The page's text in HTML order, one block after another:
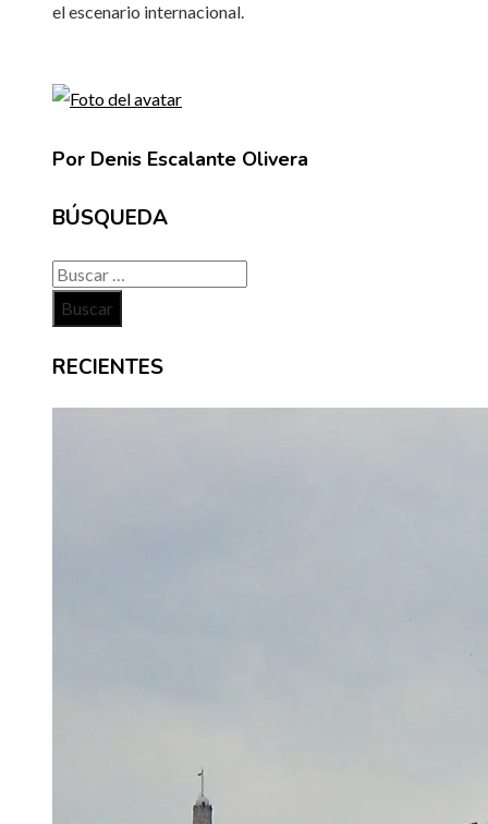
el escenario internacional.
Por Denis Escalante Olivera
BÚSQUEDA
Buscar:
RECIENTES